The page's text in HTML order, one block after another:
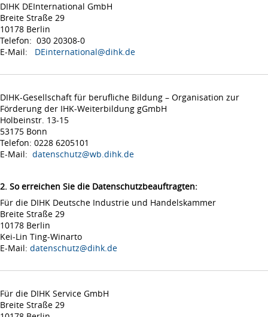
DIHK DEInternational GmbH
Breite Straße 29
10178 Berlin
Telefon: 030 20308-0
E-Mail: DEinternational@dihk.de
DIHK-Gesellschaft für berufliche Bildung – Organisation zur
Förderung der IHK-Weiterbildung gGmbH
Holbeinstr. 13-15
53175 Bonn
Telefon: 0228 6205101
E-Mail: datenschutz@wb.dihk.de
2. So erreichen Sie die Datenschutzbeauftragten:
Für die DIHK Deutsche Industrie und Handelskammer
Breite Straße 29
10178 Berlin
Kei-Lin Ting-Winarto
E-Mail: datenschutz@dihk.de
Für die DIHK Service GmbH
Breite Straße 29